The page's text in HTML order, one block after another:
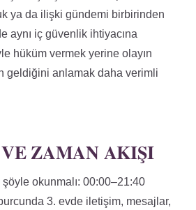
ya da ilişki gündemi birbirinden
aynı iç güvenlik ihtiyacına
hüküm vermek yerine olayın
geldiğini anlamak daha verimli
ZAMAN AKIŞI
şöyle okunmalı: 00:00–21:40
3. evde iletişim, mesajlar,